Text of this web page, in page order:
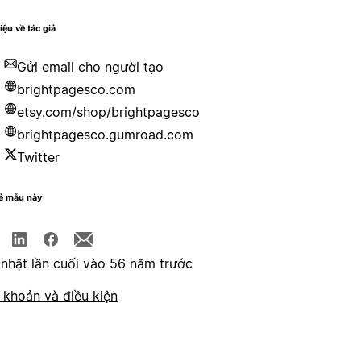
về tác giả
Gửi email cho người tạo
brightpagesco.com
etsy.com/shop/brightpagesco
brightpagesco.gumroad.com
Twitter
mẫu này
lần cuối vào 56 năm trước
và điều kiện